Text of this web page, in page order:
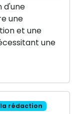
d'une
une
et une
une
rédaction